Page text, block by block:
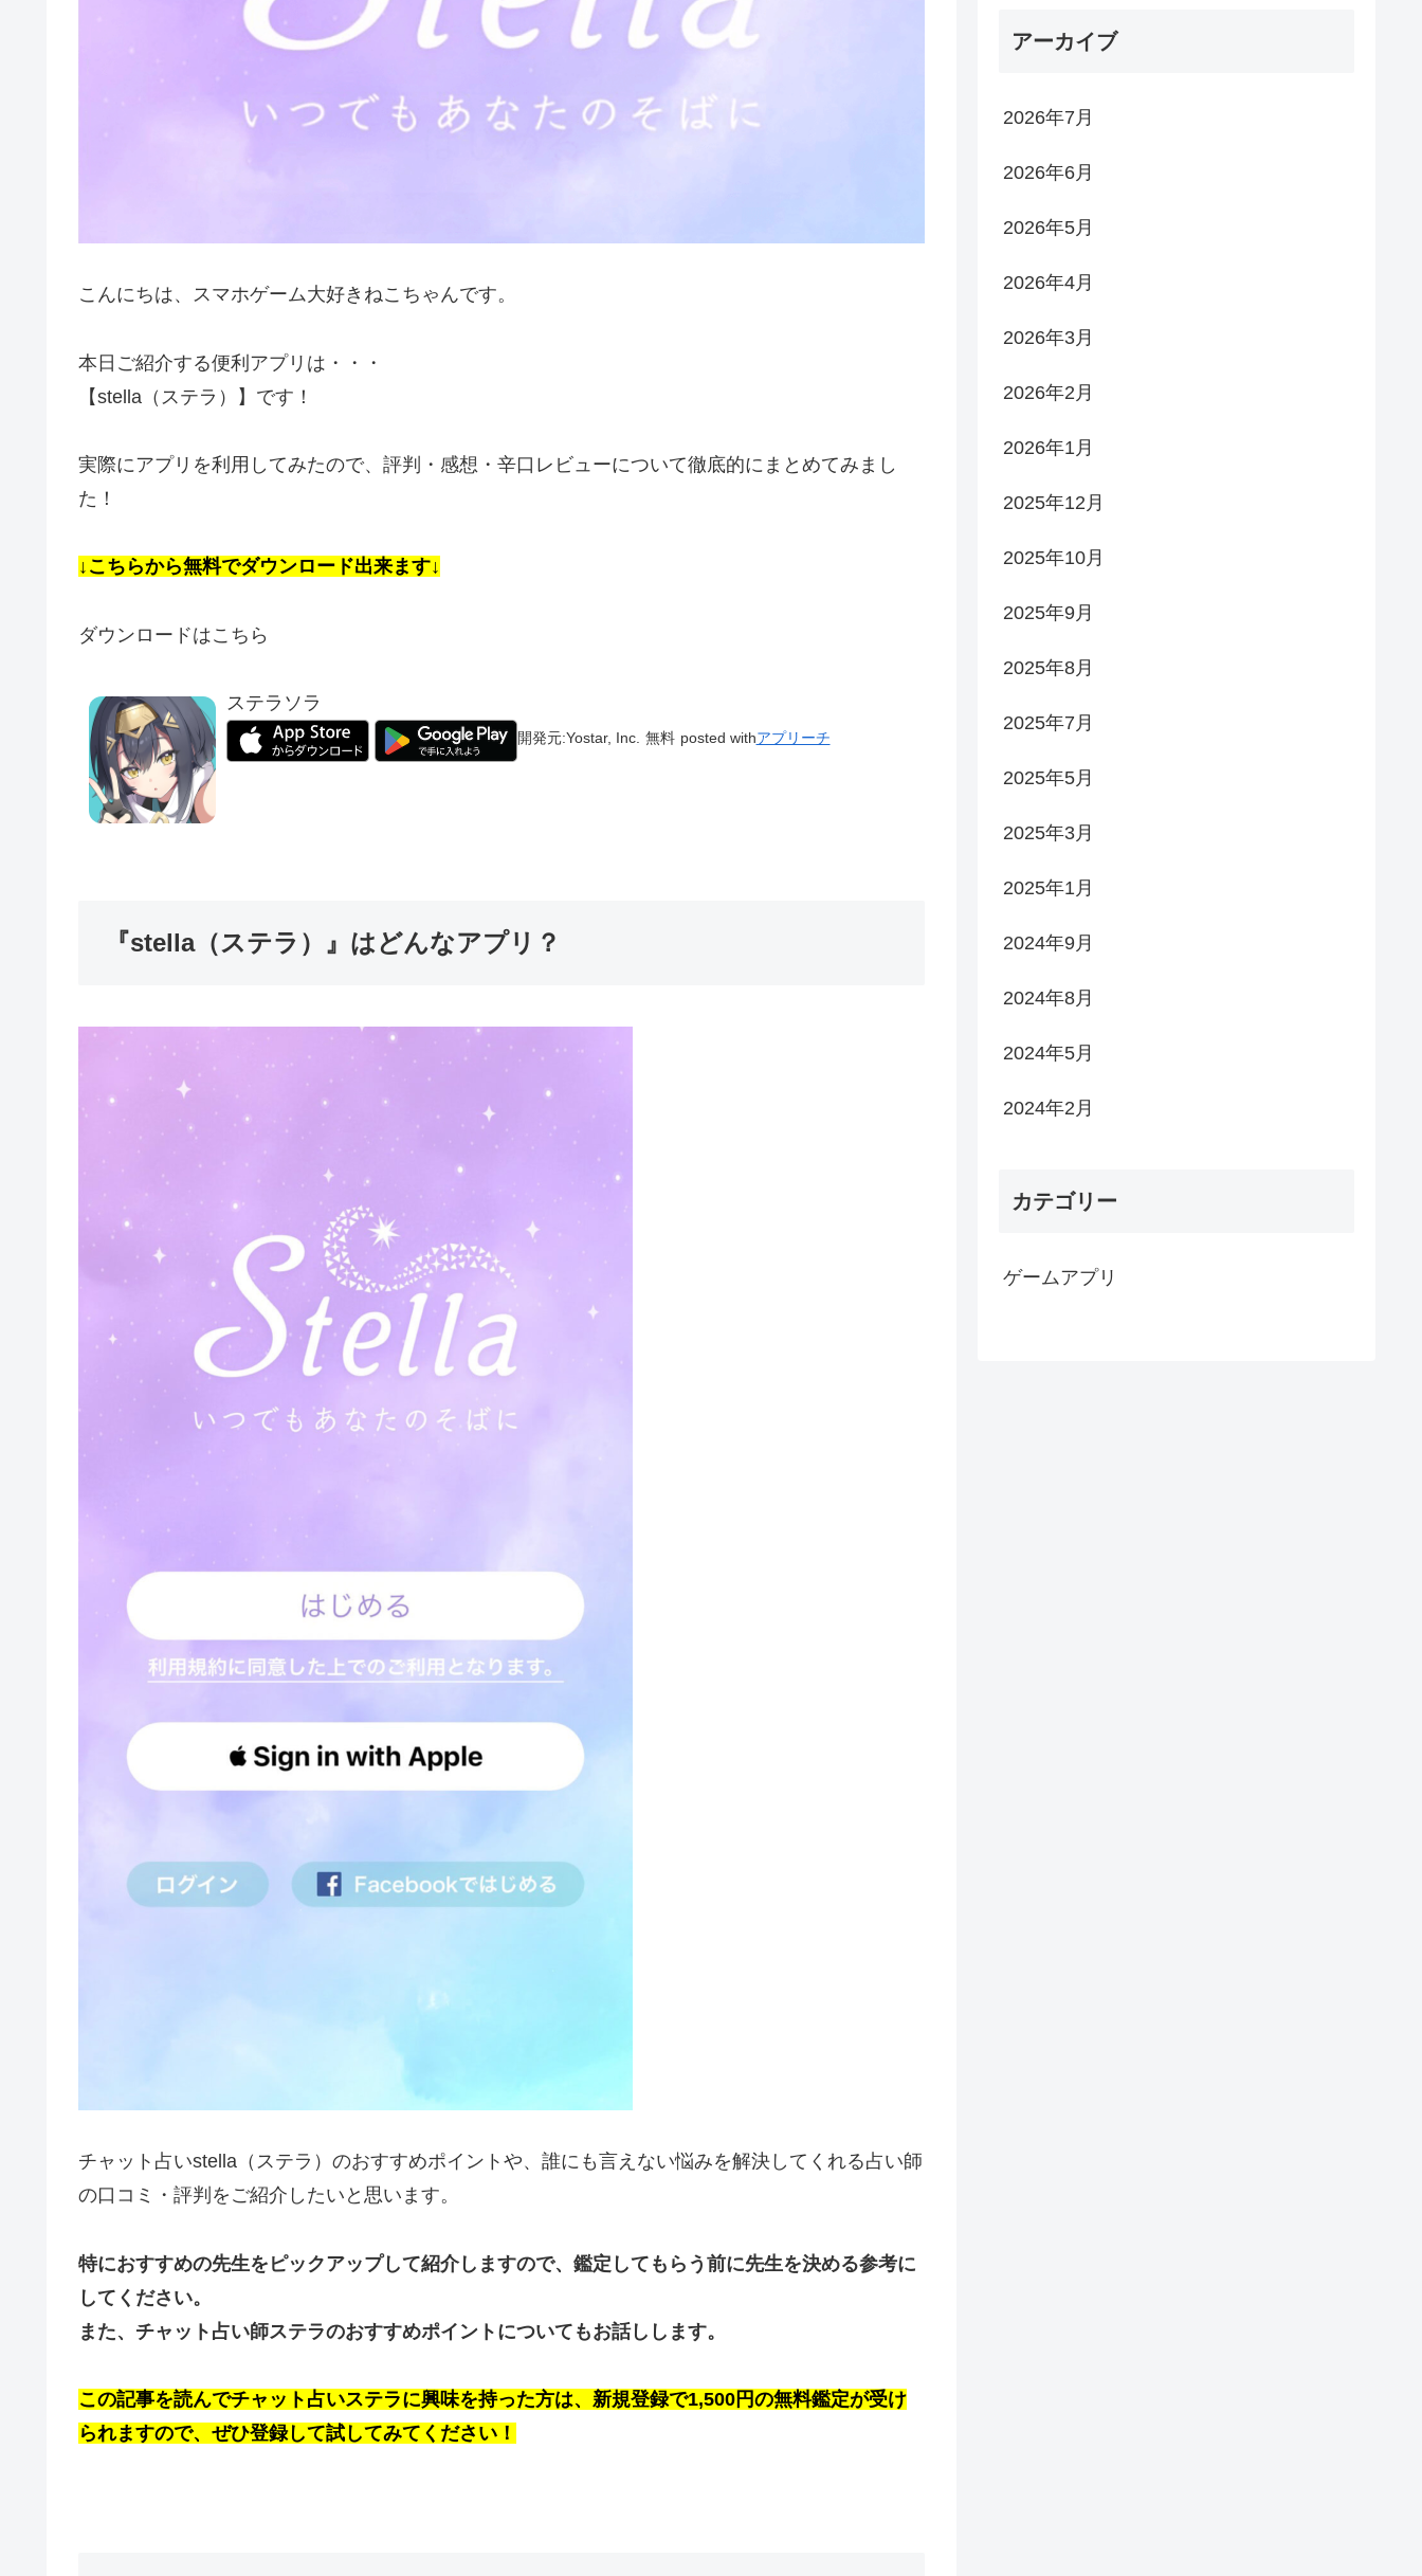
こんにちは、スマホゲーム大好きねこちゃんです。
本日ご紹介する便利アプリは・・・
【stella（ステラ）】です！
実際にアプリを利用してみたので、評判・感想・辛口レビューについて徹底的にまとめてみまし
た！
↓こちらから無料でダウンロード出来ます↓
ダウンロードはこちら
ステラソラ
開発元:Yostar, Inc. 無料 posted withアプリーチ
『stella（ステラ）』はどんなアプリ？
チャット占いstella（ステラ）のおすすめポイントや、誰にも言えない悩みを解決してくれる占い師
の口コミ・評判をご紹介したいと思います。
特におすすめの先生をピックアップして紹介しますので、鑑定してもらう前に先生を決める参考に
してください。
また、チャット占い師ステラのおすすめポイントについてもお話しします。
この記事を読んでチャット占いステラに興味を持った方は、新規登録で1,500円の無料鑑定が受け
られますので、ぜひ登録して試してみてください！
アーカイブ
2026年7月
2026年6月
2026年5月
2026年4月
2026年3月
2026年2月
2026年1月
2025年12月
2025年10月
2025年9月
2025年8月
2025年7月
2025年5月
2025年3月
2025年1月
2024年9月
2024年8月
2024年5月
2024年2月
カテゴリー
ゲームアプリ